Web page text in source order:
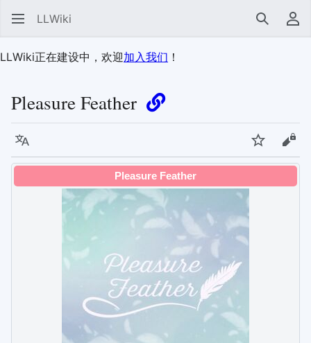
LLWiki 搜索 用
LLWiki正在建设中，欢迎加入我们 ！
Pleasure Feather
语言 监视 查
Pleasure Feather